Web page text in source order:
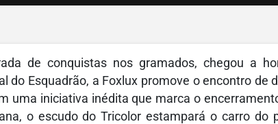
de conquistas nos gramados, chegou a
do Esquadrão, a Foxlux promove o encontro de
uma iniciativa inédita que marca o
o escudo do Tricolor estampará o carro do